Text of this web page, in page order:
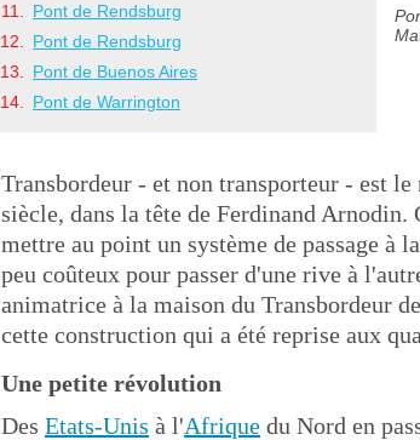
Pont de Rendsburg
Pont de Rendsburg
Pont de Buenos Aires
Pont de Warrington
Transbordeur - et non transporteur - est
siècle, dans la tête de Ferdinand Arnodin.
mettre au point un système de passage à
peu coûteux pour passer d'une rive à
animatrice à la maison du Transbordeur
cette construction qui a été reprise aux
Une petite révolution
Des Etats-Unis à l'Afrique du Nord en